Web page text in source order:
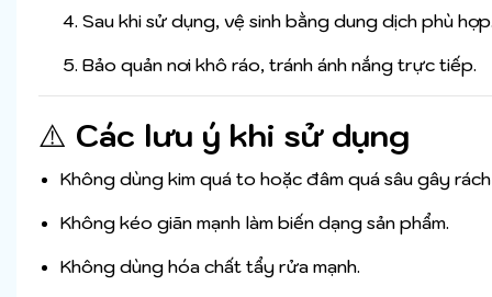
Sau khi sử dụng, vệ sinh bằng dung dịch phù
Bảo quản nơi khô ráo, tránh ánh nắng trực tiếp.
⚠️ Các lưu ý khi sử dụng
Không dùng kim quá to hoặc đâm quá sâu gây
Không kéo giãn mạnh làm biến dạng sản phẩm.
Không dùng hóa chất tẩy rửa mạnh.